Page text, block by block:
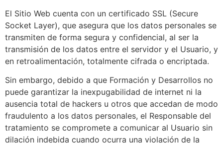
El Sitio Web cuenta con un certificado SSL (Secure
Socket Layer), que asegura que los datos personales se
transmiten de forma segura y confidencial, al ser la
transmisión de los datos entre el servidor y el Usuario, y
en retroalimentación, totalmente cifrada o encriptada.
Sin embargo, debido a que Formación y Desarrollos no
puede garantizar la inexpugabilidad de internet ni la
ausencia total de hackers u otros que accedan de modo
fraudulento a los datos personales, el Responsable del
tratamiento se compromete a comunicar al Usuario sin
dilación indebida cuando ocurra una violación de la